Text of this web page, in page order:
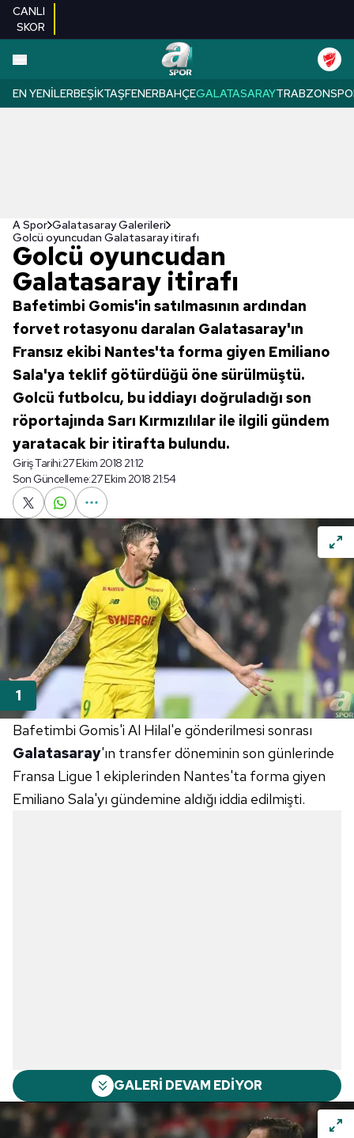
CANLI
SKOR
EN YENILERBEŞIKTAŞFENERBAHÇEGALATASARAY
A Spor Galatasaray Galerileri
Golcü oyuncudan Galatasaray itirafı
Golcü oyuncudan
Galatasaray itirafı
Bafetimbi Gomis'in satılmasının ardından
forvet rotasyonu daralan Galatasaray'ın
Fransız ekibi Nantes'ta forma giyen Emiliano
Sala'ya teklif götürdüğü öne sürülmüştü.
Golcü futbolcu, bu iddiayı doğruladığı son
röportajında Sarı Kırmızılılar ile ilgili gündem
yaratacak bir itirafta bulundu.
Giriş Tarihi:27 Ekim 2018 21:12
Son Güncelleme:27 Ekim 2018 21:54
Bafetimbi Gomis'i Al Hilal'e gönderilmesi sonrası
Galatasaray'ın transfer döneminin son günlerinde
Fransa Ligue 1 ekiplerinden Nantes'ta forma giyen
Emiliano Sala'yı gündemine aldığı iddia edilmişti.
GALERİ DEVAM EDİYOR